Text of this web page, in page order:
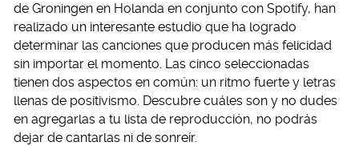
de Groningen en Holanda en conjunto con Spotify, han
realizado un interesante estudio que ha logrado
determinar las canciones que producen más felicidad
sin importar el momento. Las cinco seleccionadas
tienen dos aspectos en común: un ritmo fuerte y letras
llenas de positivismo. Descubre cuáles son y no dudes
en agregarlas a tu lista de reproducción, no podrás
dejar de cantarlas ni de sonreír.